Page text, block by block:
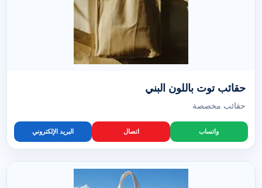
حقائب توت باللون البني
حقائب مخصصة
واتساب اتصال البريد الإلكتروني